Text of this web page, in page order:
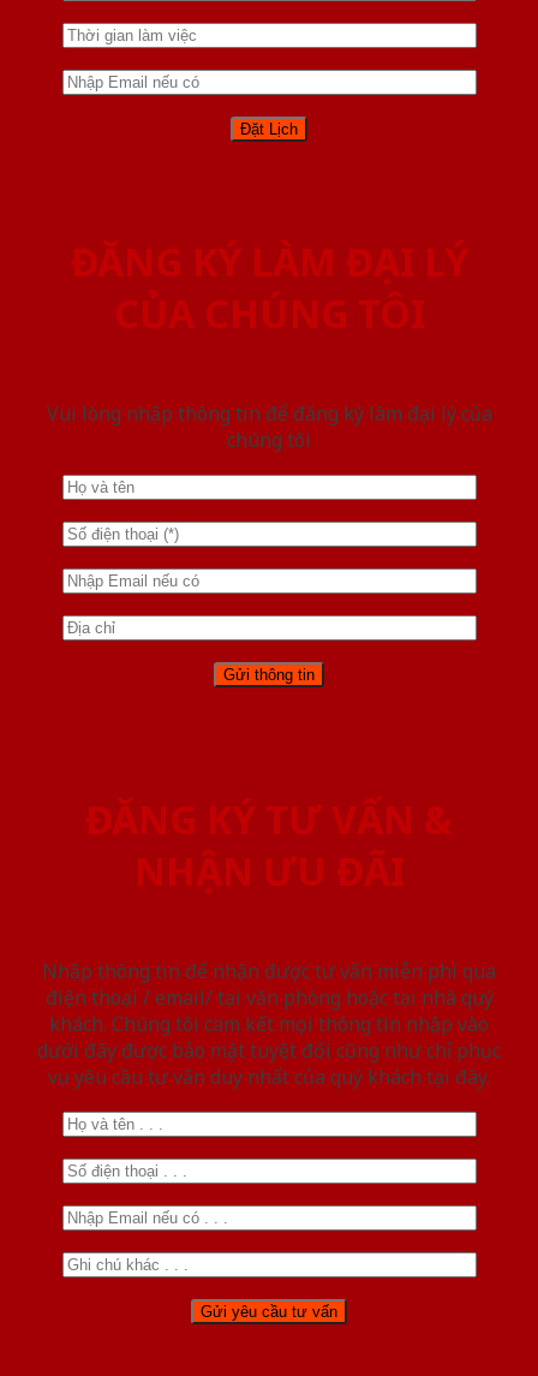
ĐĂNG KÝ LÀM ĐẠI LÝ
CỦA CHÚNG TÔI
Vui lòng nhập thông tin để đăng ký làm đại lý của
chúng tôi
ĐĂNG KÝ TƯ VẤN &
NHẬN ƯU ĐÃI
Nhập thông tin để nhận được tư vấn miễn phí qua
điện thoại / email/ tại văn phòng hoặc tại nhà quý
khách. Chúng tôi cam kết mọi thông tin nhập vào
dưới đây được bảo mật tuyệt đối cũng như chỉ phục
vụ yêu cầu tư vấn duy nhất của quý khách tại đây.